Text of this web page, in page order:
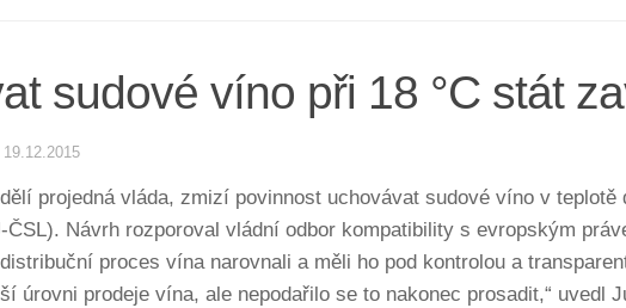
sudové víno při 18 °C stát
19.12.2015
projedná vláda, zmizí povinnost uchovávat sudové víno v teplotě
Návrh rozporoval vládní odbor kompatibility s evropským
proces vína narovnali a měli ho pod kontrolou a
úrovni prodeje vína, ale nepodařilo se to nakonec prosadit,“ uvedl